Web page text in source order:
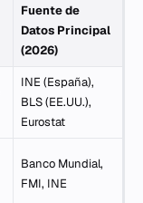
Fuente de
Datos Principal
(2026)
INE (España),
BLS (EE.UU.),
Eurostat
Banco Mundial,
FMI, INE